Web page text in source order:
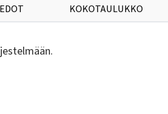
KOKOTAULUKKO